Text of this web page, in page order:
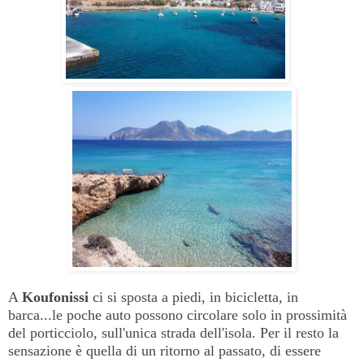
A Koufonissi ci si sposta a piedi, in bicicletta, in
barca...le poche auto possono circolare solo in prossimità
del porticciolo, sull'unica strada dell'isola. Per il resto la
sensazione è quella di un ritorno al passato, di essere